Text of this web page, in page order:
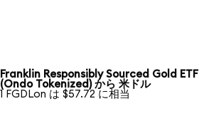
Franklin Responsibly Sourced Gold ETF
(Ondo Tokenized) から 米ドル
1 FGDLon は $57.72 に相当